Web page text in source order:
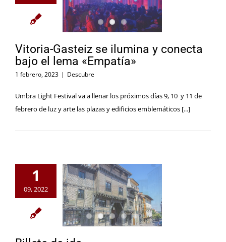
Vitoria-Gasteiz se ilumina y conecta
bajo el lema «Empatía»
1 febrero, 2023 | Descubre
Umbra Light Festival va a llenar los próximos días 9, 10 y 11 de
febrero de luz y arte las plazas y edificios emblemáticos [...]
1
09, 2022